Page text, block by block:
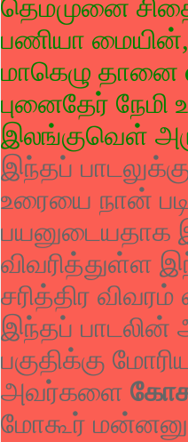
தெம்முனை
பணியா மையின்
மாகெழு தானை
புனைதேர் நேமி
இலங்குவெள்
இந்தப்
உரையை நான்
பயனுடையதாக
விவரித்துள்ள
சரித்திர
இந்தப் பாடலின்
பகுதிக்கு
அவர்களை
மோகூர்